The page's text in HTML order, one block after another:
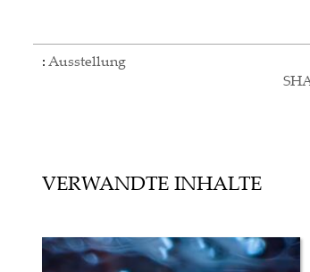
: Ausstellung
VERWANDTE INHALTE